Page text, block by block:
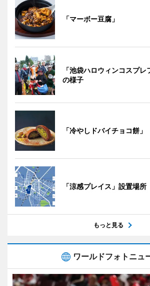
「マーボー豆腐」
「池袋ハロウィンコスプ
の様子
「冷やしドバイチョコ餅」
「涼感プレイス」設置場所
もっと見る
ワールドフォトニュ